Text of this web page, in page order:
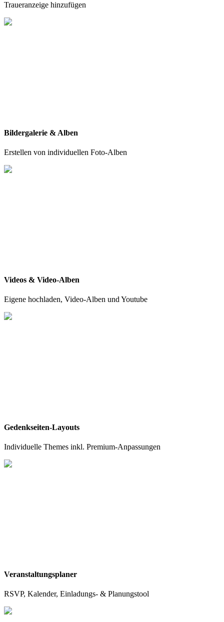
Traueranzeige hinzufügen
Bildergalerie & Alben
Erstellen von individuellen Foto-Alben
Videos & Video-Alben
Eigene hochladen, Video-Alben und Youtube
Gedenkseiten-Layouts
Individuelle Themes inkl. Premium-Anpassungen
Veranstaltungsplaner
RSVP, Kalender, Einladungs- & Planungstool